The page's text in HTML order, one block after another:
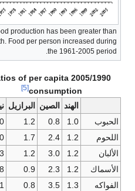
Growth in food production
population growth. Food per
2005/1990 ratios of
نيجريا
1.2
1.0
1.7
1.0
1.2
1.3
0.9
0.8
0.8
1.1
معونات
البيولوجي في
الولايات
والاتحاد
farmland